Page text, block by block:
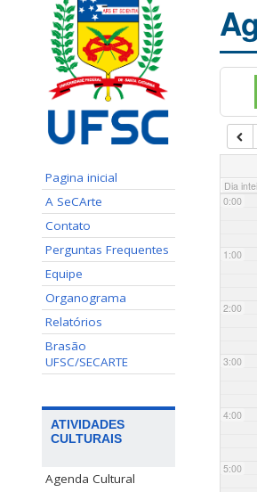
Pagina inicial
A SeCArte
Contato
Perguntas Frequentes
Equipe
Organograma
Relatórios
Brasão
UFSC/SECARTE
ATIVIDADES
CULTURAIS
Agenda Cultural
Dia
0:00
1:00
2:00
3:00
4:00
5:00